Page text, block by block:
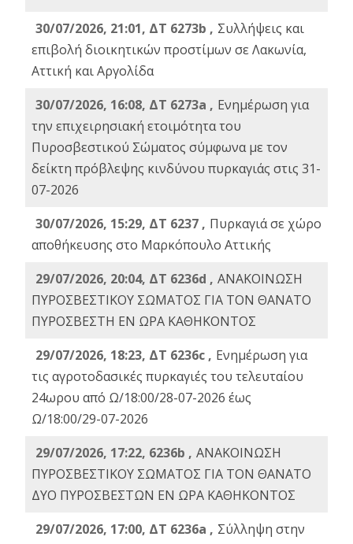
30/07/2026, 21:01, ΔΤ 6273b , Συλλήψεις και
επιβολή διοικητικών προστίμων σε Λακωνία,
Αττική και Αργολίδα
30/07/2026, 16:08, ΔΤ 6273a , Ενημέρωση για
την επιχειρησιακή ετοιμότητα του
Πυροσβεστικού Σώματος σύμφωνα με τον
δείκτη πρόβλεψης κινδύνου πυρκαγιάς στις 31-
07-2026
30/07/2026, 15:29, ΔΤ 6237 , Πυρκαγιά σε χώρο
αποθήκευσης στο Μαρκόπουλο Αττικής
29/07/2026, 20:04, ΔΤ 6236d , ΑΝΑΚΟΙΝΩΣΗ
ΠΥΡΟΣΒΕΣΤΙΚΟΥ ΣΩΜΑΤΟΣ ΓΙΑ ΤΟΝ ΘΑΝΑΤΟ
ΠΥΡΟΣΒΕΣΤΗ ΕΝ ΩΡΑ ΚΑΘΗΚΟΝΤΟΣ
29/07/2026, 18:23, ΔΤ 6236c , Ενημέρωση για
τις αγροτοδασικές πυρκαγιές του τελευταίου
24ωρου από Ω/18:00/28-07-2026 έως
Ω/18:00/29-07-2026
29/07/2026, 17:22, 6236b , ΑΝΑΚΟΙΝΩΣΗ
ΠΥΡΟΣΒΕΣΤΙΚΟΥ ΣΩΜΑΤΟΣ ΓΙΑ ΤΟΝ ΘΑΝΑΤΟ
ΔΥΟ ΠΥΡΟΣΒΕΣΤΩΝ ΕΝ ΩΡΑ ΚΑΘΗΚΟΝΤΟΣ
29/07/2026, 17:00, ΔΤ 6236a , Σύλληψη στην